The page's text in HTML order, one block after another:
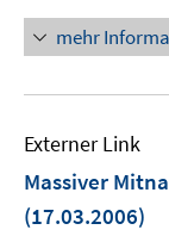
mehr
Externer Link
Massiver
(17.03.2006)